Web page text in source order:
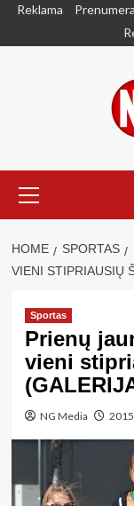
SkipReklama
Menu
HOME SPORTAS
VIENI STIPRIAUSIŲ
Sportas
Prienų
vieni
NG Media